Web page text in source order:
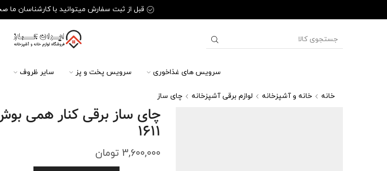
قبل از ثبت سفارش میتوانید با کارشناسان ما
سرویس های غذاخوری سرویس پخت و پز سایر ظروف
خانه خانه و آشپزخانه لوازم برقی آشپزخانه چای ساز
چای ساز برقی کنار همی
1611
3,600,000 تومان